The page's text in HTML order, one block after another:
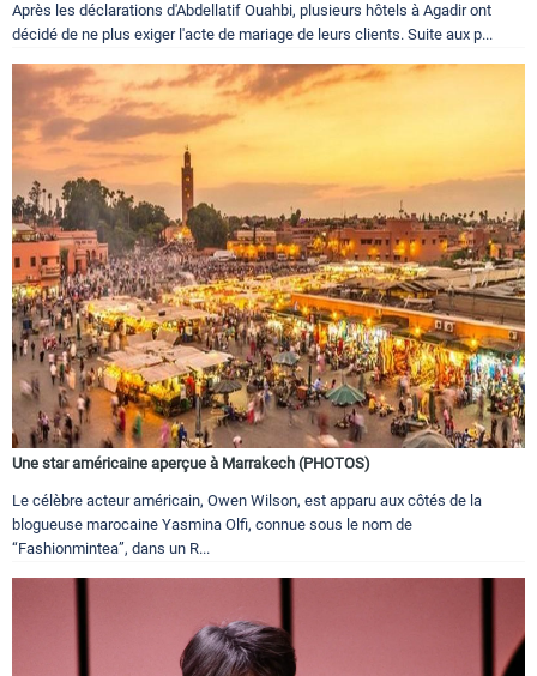
Après les déclarations d'Abdellatif Ouahbi, plusieurs hôtels à Agadir ont
décidé de ne plus exiger l'acte de mariage de leurs clients. Suite aux p...
Une star américaine aperçue à Marrakech (PHOTOS)
Le célèbre acteur américain, Owen Wilson, est apparu aux côtés de la
blogueuse marocaine Yasmina Olfi, connue sous le nom de
“Fashionmintea”, dans un R...